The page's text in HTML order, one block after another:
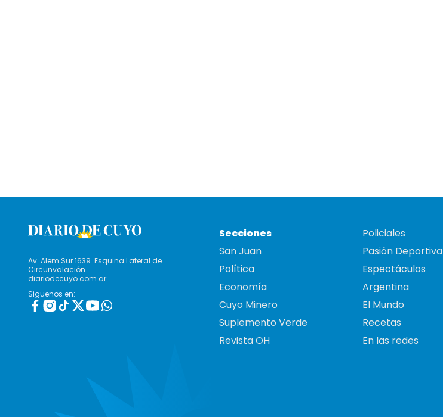
Av. Alem Sur 1639. Esquina Lateral de
Circunvalación
diariodecuyo.com.ar
Siguenos en:
Secciones
San Juan
Política
Economía
Cuyo Minero
Suplemento Verde
Revista OH
Policiales
Pasión Deportiva
Espectáculos
Argentina
El Mundo
Recetas
En las redes